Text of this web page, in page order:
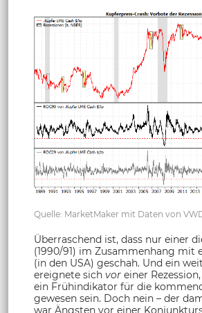
Quelle: MarketMaker mit Daten von
Überraschend ist, dass nur einer
(1990/91) im Zusammenhang mit
(in den USA) geschah. Und ein
ereignete sich vor einer
ein Frühindikator für die
gewesen sein. Doch nein – der
war Ängsten vor einer